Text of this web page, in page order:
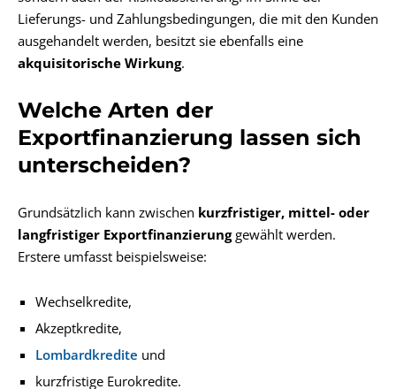
Lieferungs- und Zahlungsbedingungen, die mit den Kunden
ausgehandelt werden, besitzt sie ebenfalls eine
akquisitorische Wirkung.
Welche Arten der
Exportfinanzierung lassen sich
unterscheiden?
Grundsätzlich kann zwischen kurzfristiger, mittel- oder
langfristiger Exportfinanzierunggewählt werden.
Erstere umfasst beispielsweise:
Wechselkredite,
Akzeptkredite,
Lombardkredite und
kurzfristige Eurokredite.